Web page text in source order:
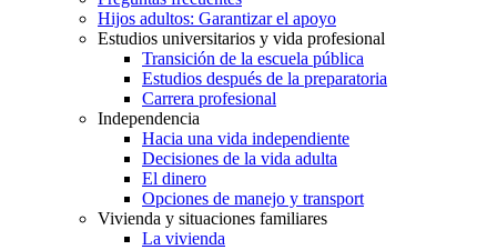
Hijos adultos: Garantizar el apoyo
Estudios universitarios y vida profesional
Transición de la escuela pública
Estudios después de la preparatoria
Carrera profesional
Independencia
Hacia una vida independiente
Decisiones de la vida adulta
El dinero
Opciones de manejo y transport
Vivienda y situaciones familiares
La vivienda